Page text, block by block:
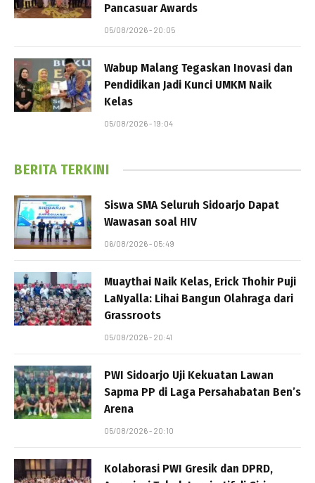
Pancasuar Awards
05/08/2026 - 20:05
Wabup Malang Tegaskan Inovasi dan
Pendidikan Jadi Kunci UMKM Naik
Kelas
05/08/2026 - 19:04
BERITA TERKINI
Siswa SMA Seluruh Sidoarjo Dapat
Wawasan soal HIV
06/08/2026 - 05:49
Muaythai Naik Kelas, Erick Thohir Puji
LaNyalla: Lihai Bangun Olahraga dari
Grassroots
05/08/2026 - 20:41
PWI Sidoarjo Uji Kekuatan Lawan
Sapma PP di Laga Persahabatan Ben’s
Arena
05/08/2026 - 20:10
Kolaborasi PWI Gresik dan DPRD,